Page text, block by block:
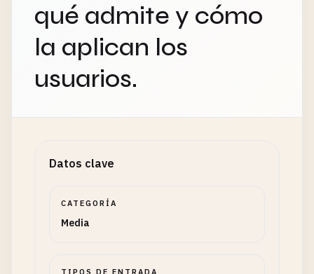
qué admite y cómo
la aplican los
usuarios.
Datos clave
CATEGORÍA
Media
TIPOS DE ENTRADA